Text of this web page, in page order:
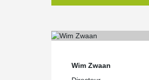
Wim Zwaan